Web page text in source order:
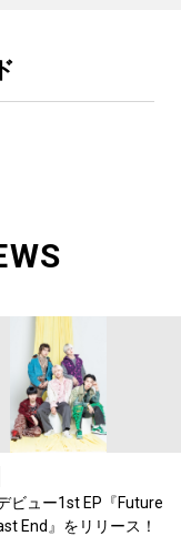
ビュー1st EP『Future
End』をリリース！